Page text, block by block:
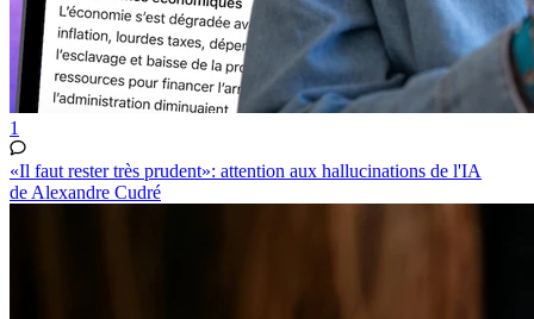
1
«Il faut rester très prudent»: attention aux hallucinations de l'IA
de Alexandre Cudré